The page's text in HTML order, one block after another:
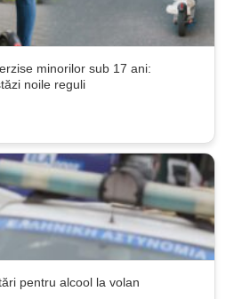
minorilor sub 17 ani:
noile reguli
pentru alcool la volan